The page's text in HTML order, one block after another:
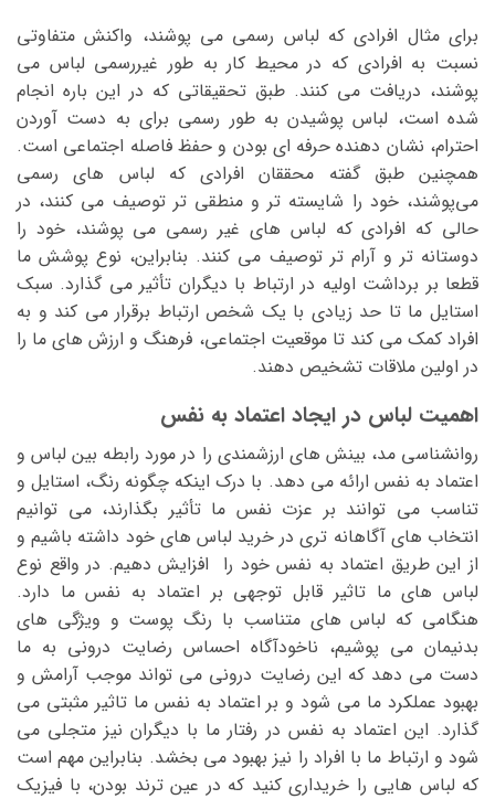
برای مثال افرادی که لباس رسمی می ‌پوشند، واکنش متفاوتی
نسبت به افرادی که در محیط کار به طور غیررسمی لباس می
‌پوشند، دریافت می ‌کنند. طبق تحقیقاتی که در این باره انجام
شده است، لباس پوشیدن به طور رسمی برای به دست آوردن
احترام، نشان دهنده حرفه‌ ای بودن و حفظ فاصله اجتماعی است.
همچنین طبق گفته محققان افرادی که لباس‌ های رسمی
می‌پوشند، خود را شایسته ‌تر و منطقی‌ تر توصیف می کنند، در
حالی که افرادی که لباس ‌های غیر رسمی می ‌پوشند، خود را
دوستانه تر و آرام تر توصیف می‌ کنند. بنابراین، نوع پوشش ما
قطعا بر برداشت اولیه در ارتباط با دیگران تأثیر می ‌گذارد. سبک
استایل ما تا حد زیادی با یک شخص ارتباط برقرار می‌ کند و به
افراد کمک می کند تا موقعیت اجتماعی، فرهنگ و ارزش ‌های ما را
در اولین ملاقات تشخیص دهند.
اهمیت لباس در ایجاد اعتماد به نفس
روانشناسی مد، بینش‌ های ارزشمندی را در مورد رابطه بین لباس و
اعتماد به نفس ارائه می‌ دهد. با درک اینکه چگونه رنگ، استایل و
تناسب می‌ توانند بر عزت نفس ما تأثیر بگذارند، می ‌توانیم
انتخاب های آگاهانه ‌تری در خرید لباس ‌های خود داشته باشیم و
از این طریق اعتماد به نفس خود را افزایش دهیم. در واقع نوع
لباس ‌های ما تاثیر قابل توجهی بر اعتماد به نفس ما دارد.
هنگامی که لباس ‌های متناسب با رنگ پوست و ویژگی ‌های
بدنیمان می‌ پوشیم، ناخودآگاه احساس رضایت درونی به ما
دست می ‌دهد که این رضایت درونی می ‌تواند موجب آرامش و
بهبود عملکرد ما می ‌شود و بر اعتماد به نفس ما تاثیر مثبتی می
‌گذارد. این اعتماد به نفس در رفتار ما با دیگران نیز متجلی می
‌شود و ارتباط ما با افراد را نیز بهبود می ‌بخشد. بنابراین مهم است
که لباس‌ هایی را خریداری کنید که در عین ترند بودن، با فیزیک